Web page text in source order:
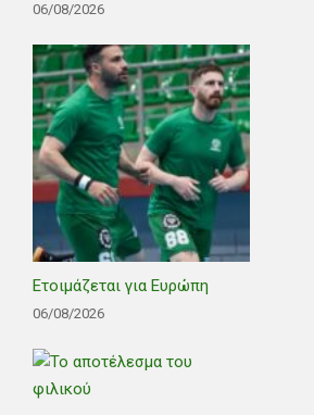
06/08/2026
Ετοιμάζεται για Ευρώπη
06/08/2026